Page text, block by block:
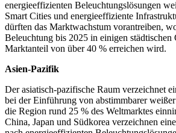
energieeffizienten Beleuchtungslösungen
Smart Cities und energieeffiziente
dürften das Marktwachstum vorantreiben,
Beleuchtung bis 2025 in einigen städtischen
Marktanteil von über 40 % erreichen wird.
Asien-Pazifik
Der asiatisch-pazifische Raum verzeichnet
bei der Einführung von abstimmbarer
die Region rund 25 % des Weltmarktes
China, Japan und Südkorea verzeichnen